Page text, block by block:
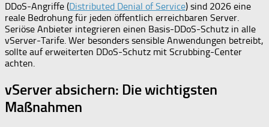
DDoS-Angriffe (Distributed Denial of Service) sind 2026 eine
reale Bedrohung für jeden öffentlich erreichbaren Server.
Seriöse Anbieter integrieren einen Basis-DDoS-Schutz in alle
vServer-Tarife. Wer besonders sensible Anwendungen betreibt,
sollte auf erweiterten DDoS-Schutz mit Scrubbing-Center
achten.
vServer absichern: Die wichtigsten
Maßnahmen